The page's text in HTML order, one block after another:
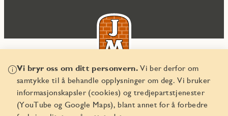
Vi bryr oss om ditt personvern.Vi ber derfor om
samtykke til å behandle opplysninger om deg. Vi bruker
informasjonskapsler (cookies) og tredjepartstjenester
(YouTube og Google Maps), blant annet for å forbedre
© JM Norge AS 2026
Organisasjonsnummer 829 350 122